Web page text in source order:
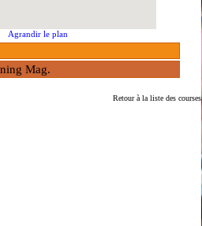
Agrandir le plan
Mag.
Retour à la liste des courses